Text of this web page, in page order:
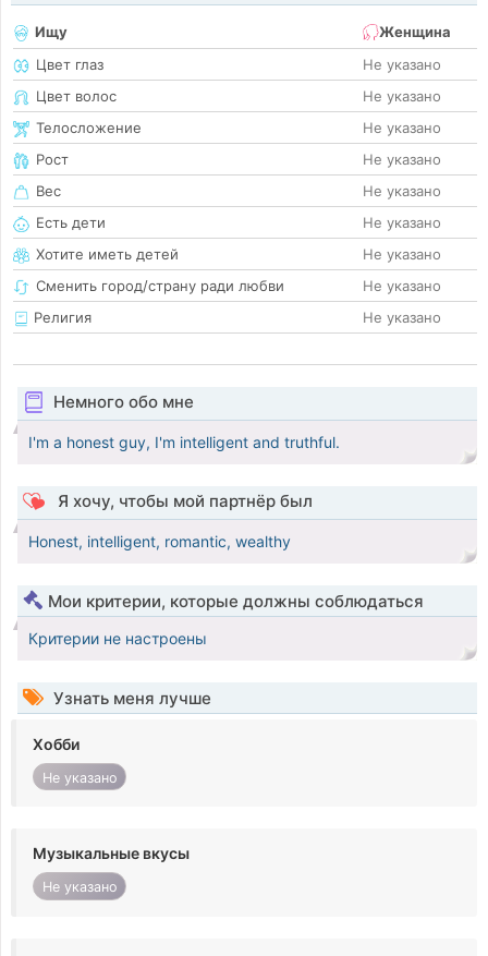
Ищу
Женщина
Цвет глаз
Не указано
Цвет волос
Не указано
Телосложение
Не указано
Рост
Не указано
Вес
Не указано
Есть дети
Не указано
Хотите иметь детей
Не указано
Сменить город/страну ради любви
Не указано
Религия
Не указано
Немного обо мне
I'm a honest guy, I'm intelligent and truthful.
Я хочу, чтобы мой партнёр был
Honest, intelligent, romantic, wealthy
Мои критерии, которые должны соблюдаться
Критерии не настроены
Узнать меня лучше
Хобби
Не указано
Музыкальные вкусы
Не указано